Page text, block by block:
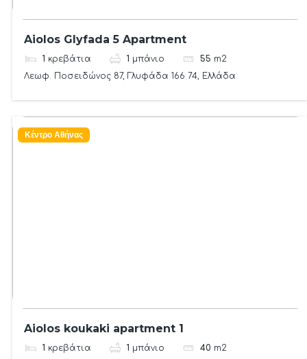
Aiolos Glyfada 5 Apartment
1 κρεβάτια 1 μπάνιο 55 m2
Λεωφ. Ποσειδώνος 87, Γλυφάδα 166 74, Ελλάδα
Κέντρο Αθήνας
Aiolos koukaki apartment 1
1 κρεβάτια 1 μπάνιο 40 m2